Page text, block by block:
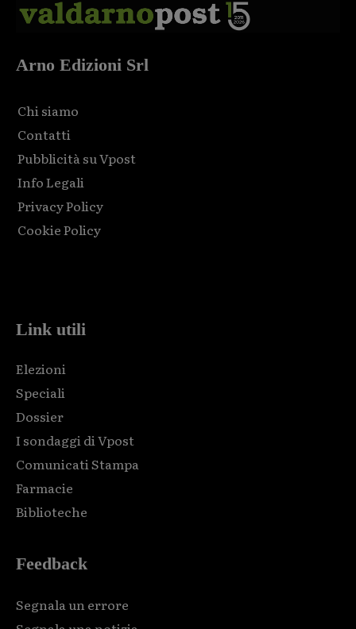
Arno Edizioni Srl
Chi siamo
Contatti
Pubblicità su Vpost
Info Legali
Privacy Policy
Cookie Policy
Link utili
Elezioni
Speciali
Dossier
I sondaggi di Vpost
Comunicati Stampa
Farmacie
Biblioteche
Feedback
Segnala un errore